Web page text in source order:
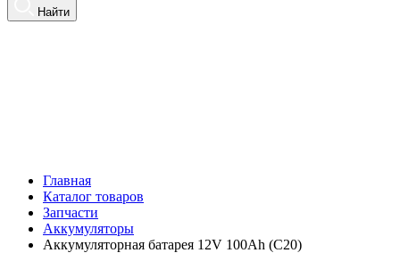
Найти
Главная
Каталог товаров
Запчасти
Аккумуляторы
Аккумуляторная батарея 12V 100Ah (C20)